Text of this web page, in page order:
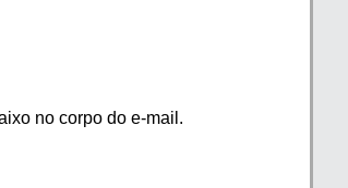
no corpo do e-mail.